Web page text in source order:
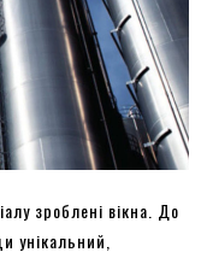
зроблені вікна. До
унікальний,